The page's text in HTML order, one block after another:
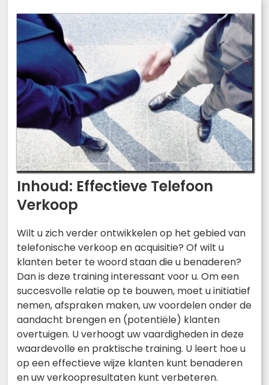
Inhoud: Effectieve Telefoon
Verkoop
Wilt u zich verder ontwikkelen op het gebied van
telefonische verkoop en acquisitie? Of wilt u
klanten beter te woord staan die u benaderen?
Dan is deze training interessant voor u. Om een
succesvolle relatie op te bouwen, moet u initiatief
nemen, afspraken maken, uw voordelen onder de
aandacht brengen en (potentiële) klanten
overtuigen. U verhoogt uw vaardigheden in deze
waardevolle en praktische training. U leert hoe u
op een effectieve wijze klanten kunt benaderen
en uw verkoopresultaten kunt verbeteren.